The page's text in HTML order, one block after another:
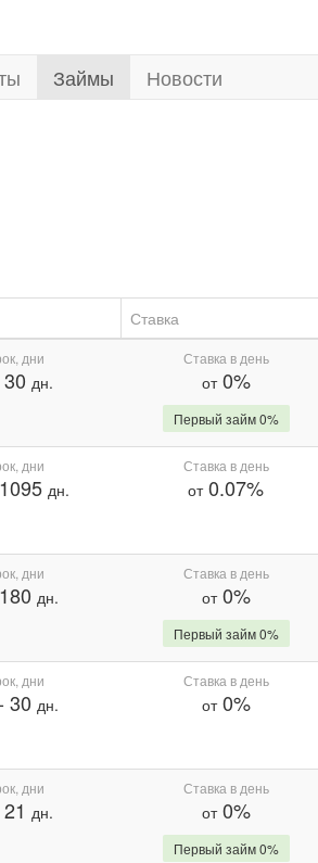
Займы Новости
Ставка
дни
30 дн.
Ставка в день
от0%
Первый займ 0%
дни
1095 дн.
Ставка в день
от0.07%
дни
180 дн.
Ставка в день
от0%
Первый займ 0%
дни
30 дн.
Ставка в день
от0%
дни
21 дн.
Ставка в день
от0%
Первый займ 0%